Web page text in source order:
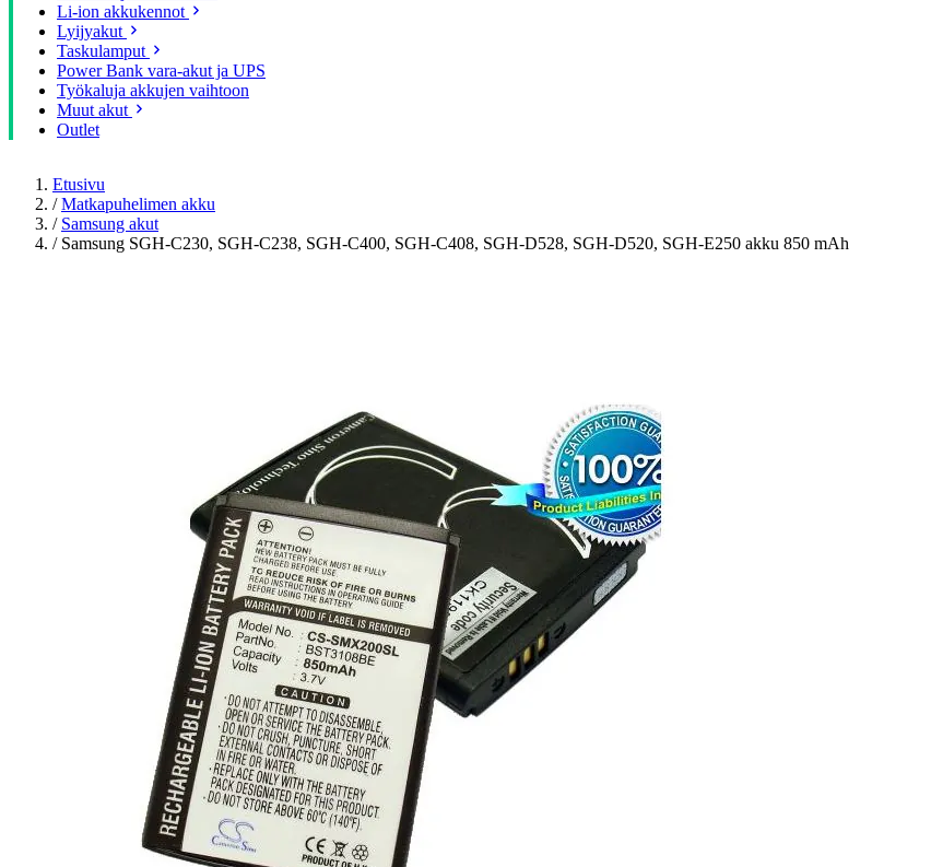
Li-ion akkukennot
Lyijyakut
Taskulamput
Power Bank vara-akut ja UPS
Työkaluja akkujen vaihtoon
Muut akut
Outlet
Etusivu
/ Matkapuhelimen akku
/ Samsung akut
/ Samsung SGH-C230, SGH-C238, SGH-C400, SGH-C408, SGH-D528, SGH-D520, SGH-E250 akku 850 mAh